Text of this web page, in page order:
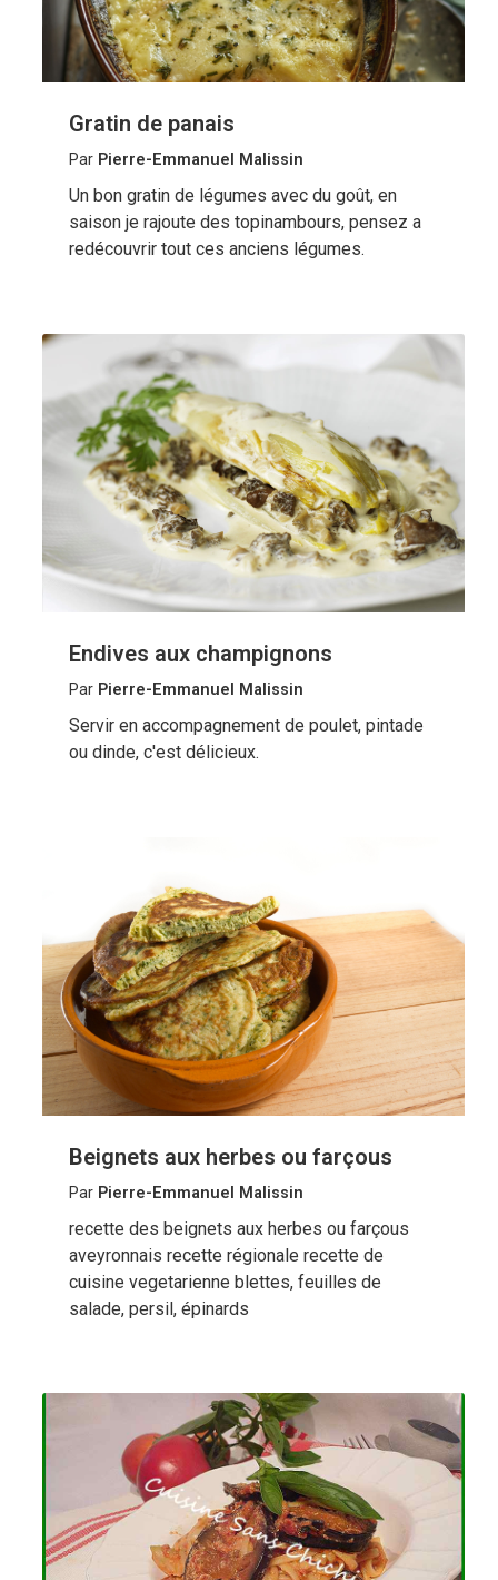
Gratin de panais
Par Pierre-Emmanuel Malissin
Un bon gratin de légumes avec du goût, en
saison je rajoute des topinambours, pensez a
redécouvrir tout ces anciens légumes.
Endives aux champignons
Par Pierre-Emmanuel Malissin
Servir en accompagnement de poulet, pintade
ou dinde, c'est délicieux.
Beignets aux herbes ou farçous
Par Pierre-Emmanuel Malissin
recette des beignets aux herbes ou farçous
aveyronnais recette régionale recette de
cuisine vegetarienne blettes, feuilles de
salade, persil, épinards